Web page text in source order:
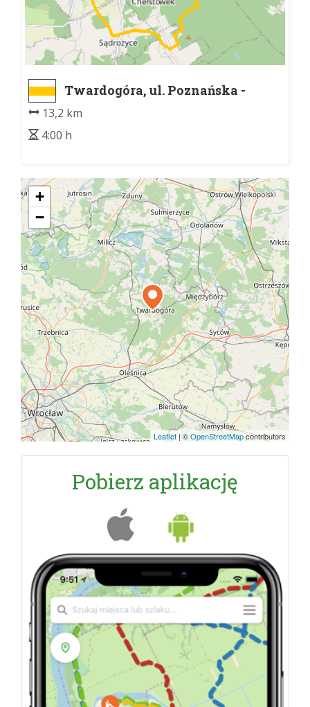
Twardogóra, ul. Poznańska -
Twardogóra, ul. Poznańska
13,2 km
4:00 h
+
−
Leaflet | ©OpenStreetMapcontributors
Pobierz aplikację